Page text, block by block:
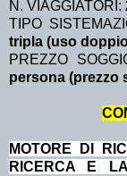
N. VIAGGIATORI:
TIPO
tripla (uso
PREZZO
persona (prezzo
MOTORE DI
RICERCA E